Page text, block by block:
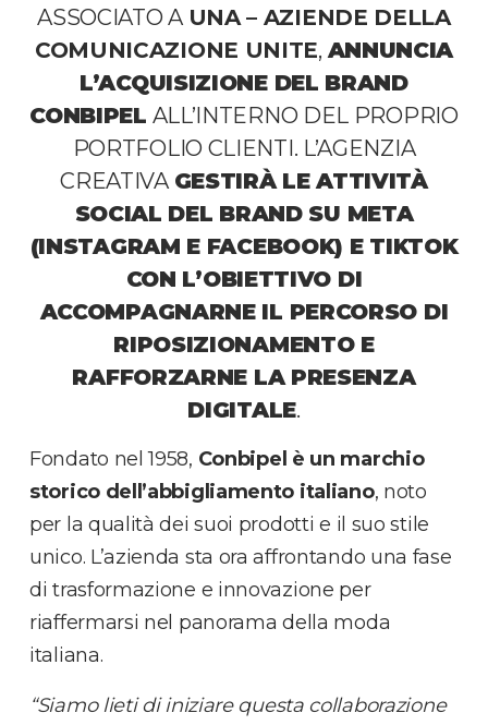
ASSOCIATO A UNA – AZIENDE DELLA
COMUNICAZIONE UNITE,ANNUNCIA
L’ACQUISIZIONE DEL BRAND
CONBIPEL ALL’INTERNO DEL PROPRIO
PORTFOLIO CLIENTI. L’AGENZIA
CREATIVA GESTIRÀ LE ATTIVITÀ
SOCIAL DEL BRAND SU META
(INSTAGRAM E FACEBOOK) E TIKTOK
CON L’OBIETTIVO DI
ACCOMPAGNARNE IL PERCORSO DI
RIPOSIZIONAMENTO E
RAFFORZARNE LA PRESENZA
DIGITALE.
Fondato nel 1958, Conbipel è un marchio
storico dell’abbigliamento italiano, noto
per la qualità dei suoi prodotti e il suo stile
unico. L’azienda sta ora affrontando una fase
di trasformazione e innovazione per
riaffermarsi nel panorama della moda
italiana.
“Siamo lieti di iniziare questa collaborazione